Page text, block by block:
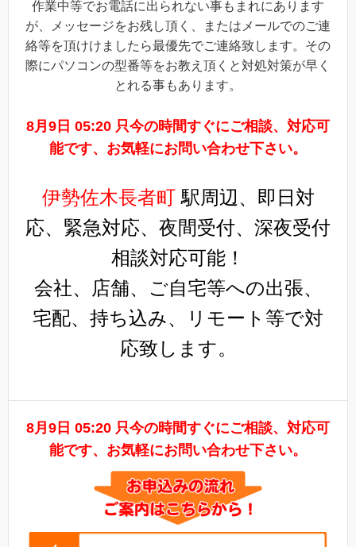
作業中等でお電話に出られない事もまれにあります
が、メッセージをお残し頂く、またはメールでのご連
絡等を頂けけましたら最優先でご連絡致します。その
際にパソコンの型番等をお教え頂くと対処対策が早く
とれる事もあります。
8月9日 05:20 只今の時間すぐにご相談、対応可
能です、お気軽にお問い合わせ下さい。
伊勢佐木長者町駅周辺、即日対
応、緊急対応、夜間受付、深夜受付
相談対応可能！
会社、店舗、ご自宅等への出張、
宅配、持ち込み、リモート等で対
応致します。
8月9日 05:20 只今の時間すぐにご相談、対応可
能です、お気軽にお問い合わせ下さい。